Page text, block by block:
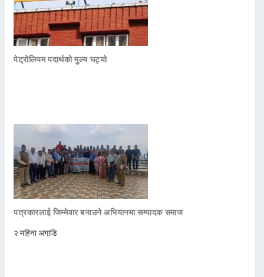
पेट्रोलियम पदार्थको मुल्य घट्यो
पत्रकारलाई जिम्मेवार बनाउने अभियानमा सम्पादक समाज
२ महिना अगाडि